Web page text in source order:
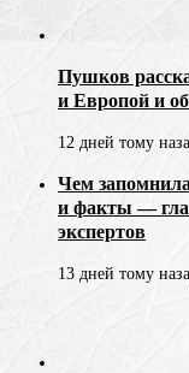
Пушков
и Европой и
12 дней тому
Чем
и факты —
экспертов
13 дней тому